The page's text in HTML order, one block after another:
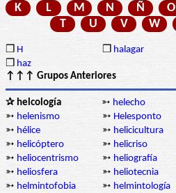
K
L M N Ñ O
T
U V W
❒ H ❒ halagar
❒ haz
↑↑↑ Grupos Anteriores
✰ helcología ➳ helecho
➳ helenismo ➳ Helesponto
➳ hélice ➳ helicicultura
➳ helicóptero ➳ helicriso
➳ heliocentrismo ➳ heliografía
➳ heliosfera ➳ heliotecnia
➳ helmintofobia ➳ helmintología